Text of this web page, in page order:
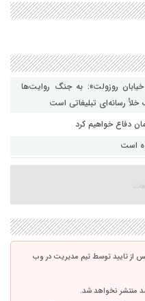
روزولت»: به جنگ روایت‌ها
خلأ رسانه‌ای تبلیغاتی است
دفاع خواهیم کرد
است
از تایید توسط تیم مدیریت در وب
منتشر نخواهد شد.